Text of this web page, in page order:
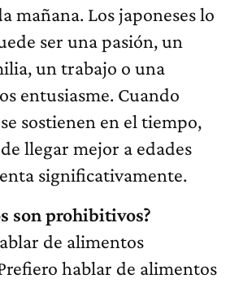
mañana. Los japoneses lo
ser una pasión, un
un trabajo o una
entusiasme. Cuando
sostienen en el tiempo,
llegar mejor a edades
significativamente.
son prohibitivos?
de alimentos
hablar de alimentos